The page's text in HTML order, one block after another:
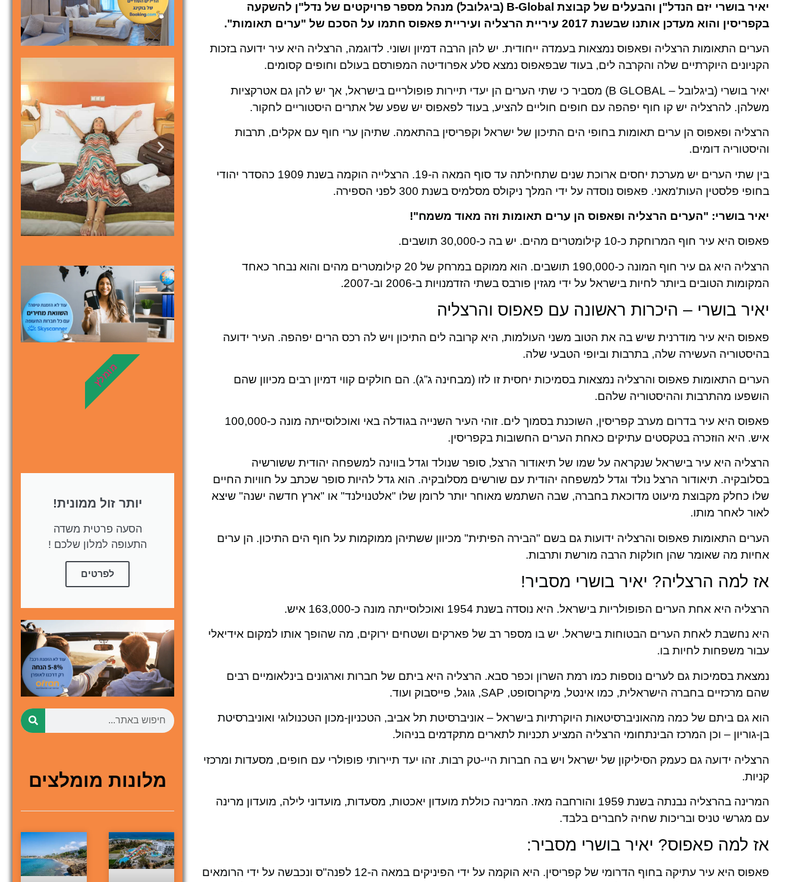
יאיר בושרי יזם הנדל"ן והבעלים של קבוצת B-Global (ביגלובל) מנהל מספר פרויקטים של נדל"ן להשקעה
בקפריסין והוא מעדכן אותנו שבשנת 2017 עיריית הרצליה ועיריית פאפוס חתמו על הסכם של "ערים תאומות".
הערים התאומות הרצליה ופאפוס נמצאות בעמדה ייחודית. יש להן הרבה דמיון ושוני. לדוגמה, הרצליה היא עיר ידועה בזכות
הקניונים היוקרתיים שלה והקרבה לים, בעוד שבפאפוס נמצא סלע אפרודיטה המפורסם בעולם וחופים קסומים.
יאיר בושרי (ביגלובל – B GLOBAL) מסביר כי שתי הערים הן יעדי תיירות פופולריים בישראל, אך יש להן גם אטרקציות
משלהן. להרצליה יש קו חוף יפהפה עם חופים חוליים להציע, בעוד לפאפוס יש שפע של אתרים היסטוריים לחקור.
הרצליה ופאפוס הן ערים תאומות בחופי הים התיכון של ישראל וקפריסין בהתאמה. שתיהן ערי חוף עם אקלים, תרבות
והיסטוריה דומים.
בין שתי הערים יש מערכת יחסים ארוכת שנים שתחילתה עד סוף המאה ה-19. הרצלייה הוקמה בשנת 1909 כהסדר יהודי
בחופי פלסטין העות'מאני. פאפוס נוסדה על ידי המלך ניקולס מסלמיס בשנת 300 לפני הספירה.
יאיר בושרי: "הערים הרצליה ופאפוס הן ערים תאומות וזה מאוד משמח"!
פאפוס היא עיר חוף המרוחקת כ-10 קילומטרים מהים. יש בה כ-30,000 תושבים.
הרצליה היא גם עיר חוף המונה כ-190,000 תושבים. הוא ממוקם במרחק של 20 קילומטרים מהים והוא נבחר כאחד
המקומות הטובים ביותר לחיות בישראל על ידי מגזין פורבס בשתי הזדמנויות ב-2006 וב-2007.
יאיר בושרי – היכרות ראשונה עם פאפוס והרצליה
פאפוס היא עיר מודרנית שיש בה את הטוב משני העולמות, היא קרובה לים התיכון ויש לה רכס הרים יפהפה. העיר ידועה
בהיסטוריה העשירה שלה, בתרבות וביופי הטבעי שלה.
הערים התאומות פאפוס והרצליה נמצאות בסמיכות יחסית זו לזו (מבחינה ג”ג). הם חולקים קווי דמיון רבים מכיוון שהם
הושפעו מהתרבות וההיסטוריה שלהם.
פאפוס היא עיר בדרום מערב קפריסין, השוכנת בסמוך לים. זוהי העיר השנייה בגודלה באי ואוכלוסייתה מונה כ-100,000
איש. היא הוזכרה בטקסטים עתיקים כאחת הערים החשובות בקפריסין.
הרצליה היא עיר בישראל שנקראה על שמו של תיאודור הרצל, סופר שנולד וגדל בווינה למשפחה יהודית ששורשיה
בסלובקיה. תיאודור הרצל נולד וגדל למשפחה יהודית עם שורשים מסלובקיה. הוא גדל להיות סופר שכתב על חוויות החיים
שלו כחלק מקבוצת מיעוט מדוכאת בחברה, שבה השתמש מאוחר יותר לרומן שלו "אלטנוילנד" או "ארץ חדשה ישנה" שיצא
לאור לאחר מותו.
הערים התאומות פאפוס והרצליה ידועות גם בשם "הבירה הפיתית" מכיוון ששתיהן ממוקמות על חוף הים התיכון. הן ערים
אחיות מה שאומר שהן חולקות הרבה מורשת ותרבות.
אז למה הרצליה? יאיר בושרי מסביר!
הרצליה היא אחת הערים הפופולריות בישראל. היא נוסדה בשנת 1954 ואוכלוסייתה מונה כ-163,000 איש.
היא נחשבת לאחת הערים הבטוחות בישראל. יש בו מספר רב של פארקים ושטחים ירוקים, מה שהופך אותו למקום אידיאלי
עבור משפחות לחיות בו.
נמצאת בסמיכות גם לערים נוספות כמו רמת השרון וכפר סבא. הרצליה היא ביתם של חברות וארגונים בינלאומיים רבים
שהם מרכזיים בחברה הישראלית, כמו אינטל, מיקרוסופט, SAP, גוגל, פייסבוק ועוד.
הוא גם ביתם של כמה מהאוניברסיטאות היוקרתיות בישראל – אוניברסיטת תל אביב, הטכניון-מכון הטכנולוגי ואוניברסיטת
בן-גוריון – וכן המרכז הבינתחומי הרצליה המציע תכניות לתארים מתקדמים בניהול.
הרצליה ידועה גם כעמק הסיליקון של ישראל ויש בה חברות היי-טק רבות. זהו יעד תיירותי פופולרי עם חופים, מסעדות ומרכזי
קניות.
המרינה בהרצליה נבנתה בשנת 1959 והורחבה מאז. המרינה כוללת מועדון יאכטות, מסעדות, מועדוני לילה, מועדון מרינה
עם מגרשי טניס ובריכות שחיה לחברים בלבד.
אז למה פאפוס? יאיר בושרי מסביר:
פאפוס היא עיר עתיקה בחוף הדרומי של קפריסין. היא הוקמה על ידי הפיניקים במאה ה-12 לפנה"ס ונכבשה על ידי הרומאים
מלונות
מציאת מלון
מומלץ?
לחצו
יותר זול ממונית!
הסעה פרטית משדה
התעופה למלון שלכם !
לפרטים
מומלץ
מלונות מומלצים